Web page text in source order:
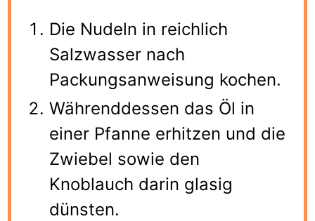
Die Nudeln in reichlich
Salzwasser nach
Packungsanweisung kochen.
Währenddessen das Öl in
einer Pfanne erhitzen und die
Zwiebel sowie den
Knoblauch darin glasig
dünsten.